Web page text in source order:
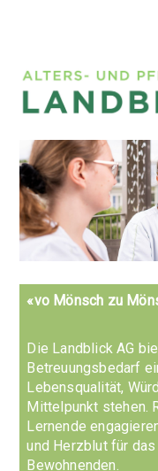
«vo Mönsch zu
Die Landblick AG
Betreuungsbedarf
Lebensqualität,
Mittelpunkt stehen.
Lernende
und Herzblut für
Bewohnenden.